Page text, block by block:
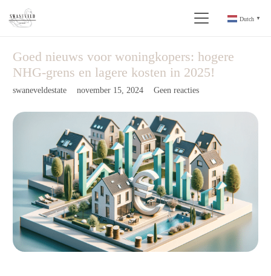
Dutch ▼
Goed nieuws voor woningkopers: hogere
NHG-grens en lagere kosten in 2025!
swaneveldestate november 15, 2024 Geen reacties